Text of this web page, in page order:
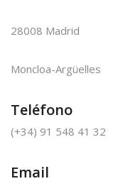
28008 Madrid
Moncloa-Argüelles
Teléfono
(+34) 91 548 41 32
Email